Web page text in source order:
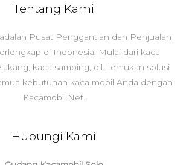
Tentang Kami
Pusat Penggantian dan Penjualan
di Indonesia. Mulai dari kaca
kaca samping, dll. Temukan solusi
kebutuhan kaca mobil Anda dengan
Kacamobil.Net.
Hubungi Kami